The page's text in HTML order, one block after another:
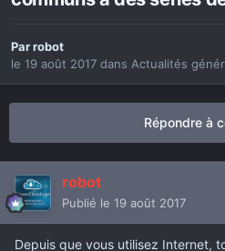
Parrobot
le 19 août 2017 dans Actualités
Répondre à
robot
Publié le 19 août 2017
Depuis que vous utilisez Internet,